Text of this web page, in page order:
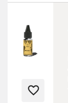
favorite_border